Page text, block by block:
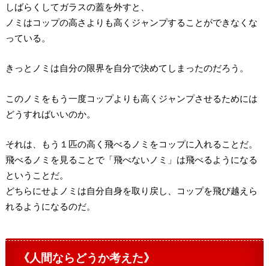
しばらくしてガラスの蓋を外すと、
ノミはコップの高さよりも高くジャンプすることができなくな
っている。
きっとノミは自分の限界を自分で決めてしまったのだろう。
このノミをもう一度コップよりも高くジャンプさせるためには
どうすればいいのか。
それは、もう１匹の高く飛べるノミをコップに入れることだ。
飛べるノミを見ることで「飛べないノミ」は飛べるようになる
ということだ。
どちらにせよノミは自分自身を取り戻し、コップを飛び越えら
れるようになるのだ。
《人間ならどうか考えた》